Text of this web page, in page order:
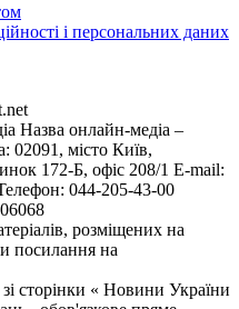
і персональних даних
Назва онлайн-медіа –
02091, місто Київ,
172-Б, офіс 208/1 E-mail:
044-205-43-00
розміщених на
посилання на
сторінки « Новини України